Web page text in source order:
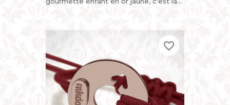
favorite_border
favorite_border
favorite_border